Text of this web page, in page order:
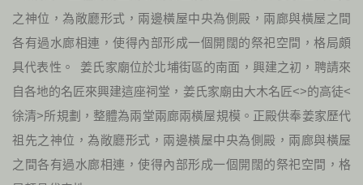
之神位，為敞廳形式，兩邊橫屋中央為側殿，兩廊與橫屋之間
各有過水廊相連，使得內部形成一個開闊的祭祀空間，格局頗
具代表性。 姜氏家廟位於北埔街區的南面，興建之初，聘請來
自各地的名匠來興建這座祠堂，姜氏家廟由大木名匠<>的高徒<
徐清>所規劃，整體為兩堂兩廊兩橫屋規模。正殿供奉姜家歷代
祖先之神位，為敞廳形式，兩邊橫屋中央為側殿，兩廊與橫屋
之間各有過水廊相連，使得內部形成一個開闊的祭祀空間，格